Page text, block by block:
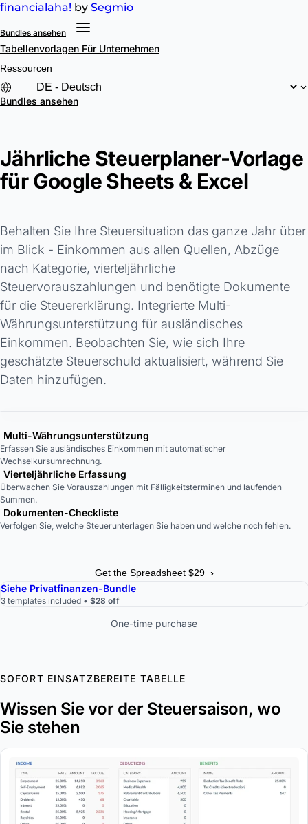
financialaha! by Segmio
Bundles ansehen
Tabellenvorlagen Für Unternehmen
Ressourcen
Bundles ansehen
Jährliche Steuerplaner-Vorlage
für Google Sheets & Excel
Behalten Sie Ihre Steuersituation das ganze Jahr über
im Blick - Einkommen aus allen Quellen, Abzüge
nach Kategorie, vierteljährliche
Steuervorauszahlungen und benötigte Dokumente
für die Steuererklärung. Integrierte Multi-
Währungsunterstützung für ausländisches
Einkommen. Beobachten Sie, wie sich Ihre
geschätzte Steuerschuld aktualisiert, während Sie
Daten hinzufügen.
Multi-Währungsunterstützung
Erfassen Sie ausländisches Einkommen mit automatischer
Wechselkursumrechnung.
Vierteljährliche Erfassung
Überwachen Sie Vorauszahlungen mit Fälligkeitsterminen und laufenden
Summen.
Dokumenten-Checkliste
Verfolgen Sie, welche Steuerunterlagen Sie haben und welche noch fehlen.
Get the Spreadsheet $29 ›
Siehe Privatfinanzen-Bundle
3 templates included • $28 off
One-time purchase
SOFORT EINSATZBEREITE TABELLE
Wissen Sie vor der Steuersaison, wo
Sie stehen